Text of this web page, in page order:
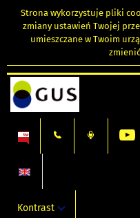
Strona wykorzystuje pliki
zmiany ustawień Twojej
umieszczane w Twoim
Kontrast